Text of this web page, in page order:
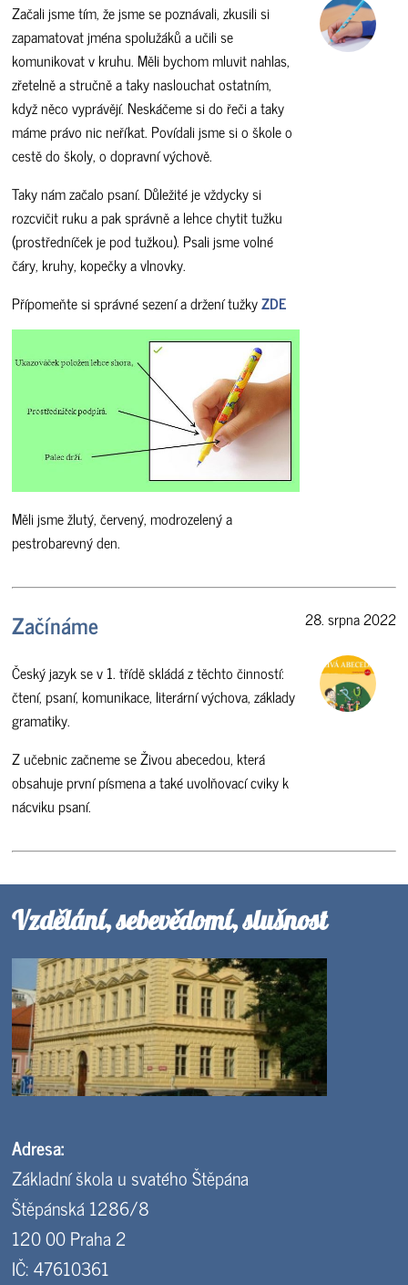
Začali jsme tím, že jsme se poznávali, zkusili si
zapamatovat jména spolužáků a učili se
komunikovat v kruhu. Měli bychom mluvit nahlas,
zřetelně a stručně a taky naslouchat ostatním,
když něco vyprávějí. Neskáčeme si do řeči a taky
máme právo nic neříkat. Povídali jsme si o škole o
cestě do školy, o dopravní výchově.
Taky nám začalo psaní. Důležité je vždycky si
rozcvičit ruku a pak správně a lehce chytit tužku
(prostředníček je pod tužkou). Psali jsme volné
čáry, kruhy, kopečky a vlnovky.
Přípomeňte si správné sezení a držení tužkyZDE
Měli jsme žlutý, červený, modrozelený a
pestrobarevný den.
Začínáme
Český jazyk se v 1. třídě skládá z těchto činností:
čtení, psaní, komunikace, literární výchova, základy
gramatiky.
Z učebnic začneme se Živou abecedou, která
obsahuje první písmena a také uvolňovací cviky k
nácviku psaní.
28. srpna 2022
Vzdělání, sebevědomí, slušnost
Adresa:
Základní škola u svatého Štěpána
Štěpánská 1286/8
120 00 Praha 2
IČ: 47610361